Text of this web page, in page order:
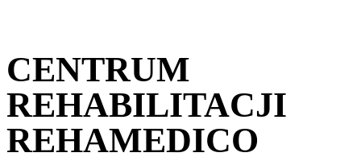
CENTRUM
REHABILITACJI
REHAMEDICO